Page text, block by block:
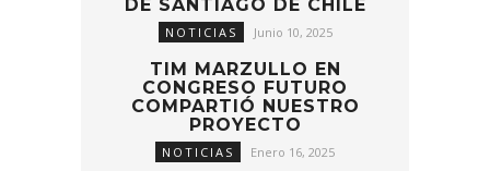
DE SANTIAGO DE CHILE
NOTICIAS Junio 10, 2025
TIM MARZULLO EN
CONGRESO FUTURO
COMPARTIÓ NUESTRO
PROYECTO
NOTICIAS Enero 16, 2025